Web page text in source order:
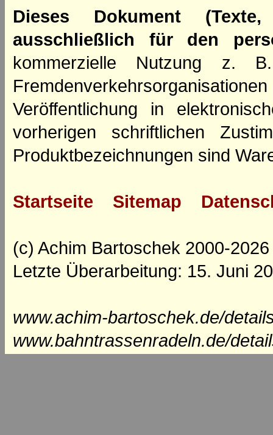
Dieses Dokument
ausschließlich für den
kommerzielle Nutzung z.
Veröffentlichung in
vorherigen schriftlichen
Produktbezeichnungen sind
Startseite Sitemap
(c) Achim Bartoschek 2000-2026
Letzte Überarbeitung: 15. Juni
www.achim-bartoschek.de/
www.bahntrassenradeln.de/